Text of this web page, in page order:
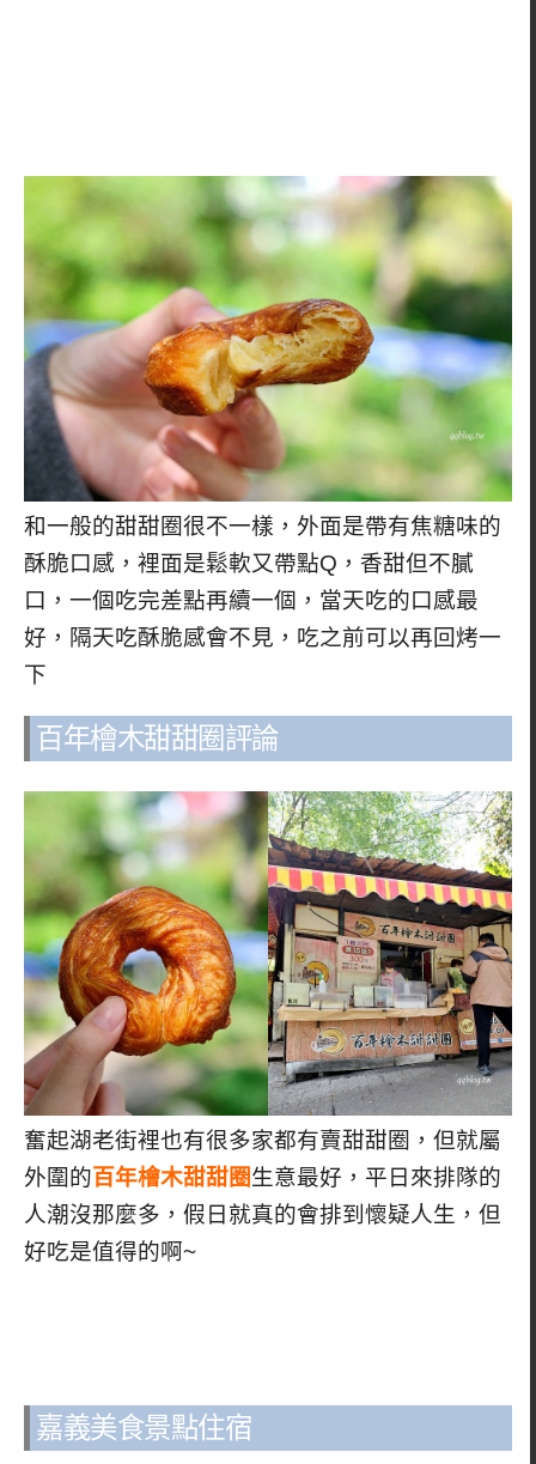
和一般的甜甜圈很不一樣，外面是帶有焦糖味的
酥脆口感，裡面是鬆軟又帶點Q，香甜但不膩
口，一個吃完差點再續一個，當天吃的口感最
好，隔天吃酥脆感會不見，吃之前可以再回烤一
下
百年檜木甜甜圈評論
奮起湖老街裡也有很多家都有賣甜甜圈，但就屬
外圍的百年檜木甜甜圈生意最好，平日來排隊的
人潮沒那麼多，假日就真的會排到懷疑人生，但
好吃是值得的啊~
嘉義美食景點住宿